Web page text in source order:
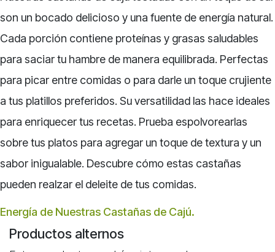
son un bocado delicioso y una fuente de energía natural.
Cada porción contiene proteínas y grasas saludables
para saciar tu hambre de manera equilibrada. Perfectas
para picar entre comidas o para darle un toque crujiente
a tus platillos preferidos. Su versatilidad las hace ideales
para enriquecer tus recetas. Prueba espolvorearlas
sobre tus platos para agregar un toque de textura y un
sabor inigualable. Descubre cómo estas castañas
pueden realzar el deleite de tus comidas.
Energía de Nuestras Castañas de Cajú.
Productos alternos